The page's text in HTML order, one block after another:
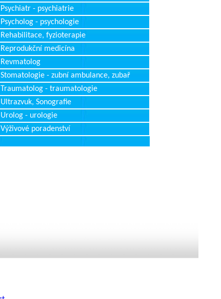
Psychiatr - psychiatrie
Psycholog - psychologie
Rehabilitace, fyzioterapie
Reprodukční medicína
Revmatolog
Stomatologie - zubní ambulance, zubař
Traumatolog - traumatologie
Ultrazvuk, Sonografie
Urolog - urologie
Výživové poradenství